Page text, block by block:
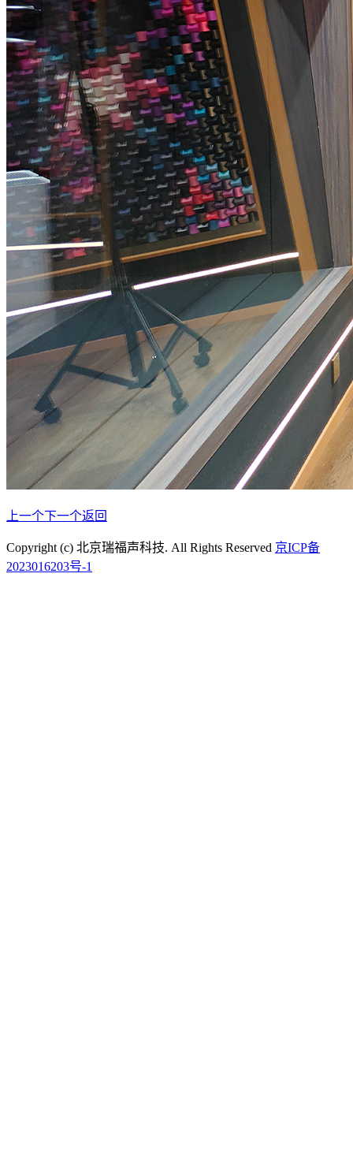
上一个下一个返回
Copyright (c) 北京瑞福声科技. All Rights Reserved 京ICP备
2023016203号-1